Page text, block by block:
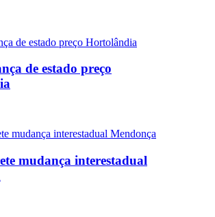
de estado preço
mudança interestadual